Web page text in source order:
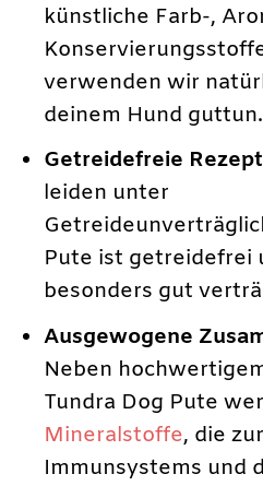
künstliche Farb-,
verwenden wir
deinem Hund guttun.
Getreidefreie
leiden unter
Pute ist getreidefrei
besonders gut
Ausgewogene
Neben
Tundra Dog Pute
Mineralstoffe, die
Immunsystems und